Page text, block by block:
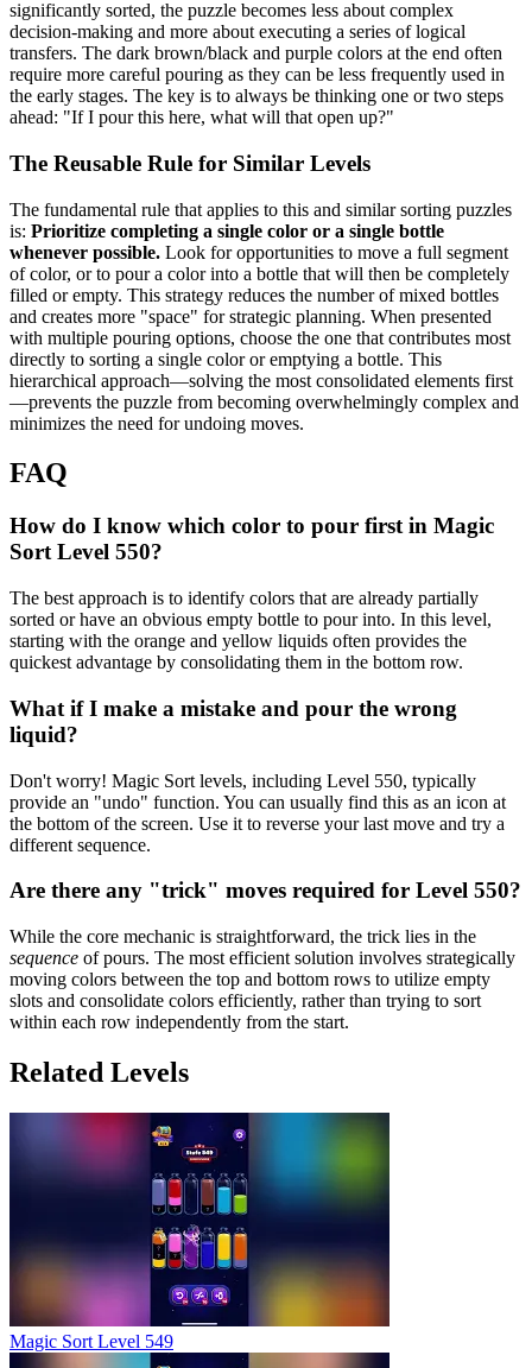
significantly sorted, the puzzle becomes less about complex
decision-making and more about executing a series of logical
transfers. The dark brown/black and purple colors at the end often
require more careful pouring as they can be less frequently used in
the early stages. The key is to always be thinking one or two steps
ahead: "If I pour this here, what will that open up?"
The Reusable Rule for Similar Levels
The fundamental rule that applies to this and similar sorting puzzles
is: Prioritize completing a single color or a single bottle
whenever possible. Look for opportunities to move a full segment
of color, or to pour a color into a bottle that will then be completely
filled or empty. This strategy reduces the number of mixed bottles
and creates more "space" for strategic planning. When presented
with multiple pouring options, choose the one that contributes most
directly to sorting a single color or emptying a bottle. This
hierarchical approach—solving the most consolidated elements first
—prevents the puzzle from becoming overwhelmingly complex and
minimizes the need for undoing moves.
FAQ
How do I know which color to pour first in Magic
Sort Level 550?
The best approach is to identify colors that are already partially
sorted or have an obvious empty bottle to pour into. In this level,
starting with the orange and yellow liquids often provides the
quickest advantage by consolidating them in the bottom row.
What if I make a mistake and pour the wrong
liquid?
Don't worry! Magic Sort levels, including Level 550, typically
provide an "undo" function. You can usually find this as an icon at
the bottom of the screen. Use it to reverse your last move and try a
different sequence.
Are there any "trick" moves required for Level 550?
While the core mechanic is straightforward, the trick lies in the
sequence of pours. The most efficient solution involves strategically
moving colors between the top and bottom rows to utilize empty
slots and consolidate colors efficiently, rather than trying to sort
within each row independently from the start.
Related Levels
Magic Sort Level 549